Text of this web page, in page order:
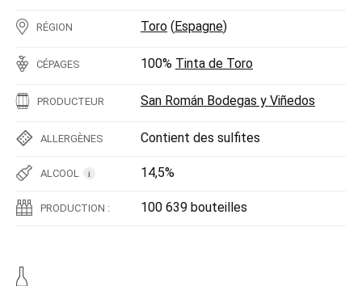
RÉGION Toro (Espagne)
CÉPAGES 100% Tinta de Toro
PRODUCTEUR San Román Bodegas y Viñedos
ALLERGÈNES Contient des sulfites
ALCOOL i 14,5%
PRODUCTION : 100 639 bouteilles